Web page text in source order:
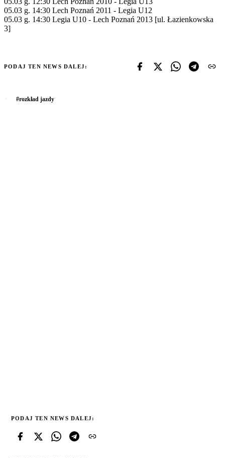
05.03 g. 14:30 Lech Poznań 2011 - Legia U12
05.03 g. 14:30 Legia U10 - Lech Poznań 2013 [ul. Łazienkowska
3]
PODAJ TEN NEWS DALEJ:
#rozkład jazdy
PODAJ TEN NEWS DALEJ: